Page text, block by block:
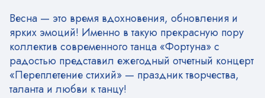
Весна — это время вдохновения, обновления и
ярких эмоций! Именно в такую прекрасную пору
коллектив современного танца «Фортуна» с
радостью представил ежегодный отчетный концерт
«Переплетение стихий» — праздник творчества,
таланта и любви к танцу!